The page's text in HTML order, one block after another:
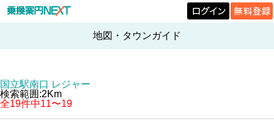
地図・タウンガイド
国立駅南口 レジャー
検索範囲:2Km
全19件中11〜19